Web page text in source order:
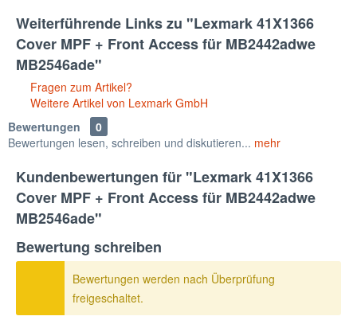
Weiterführende Links zu "Lexmark 41X1366
Cover MPF + Front Access für MB2442adwe
MB2546ade"
Fragen zum Artikel?
Weitere Artikel von Lexmark GmbH
Bewertungen
0
Bewertungen lesen, schreiben und diskutieren... mehr
Kundenbewertungen für "Lexmark 41X1366
Cover MPF + Front Access für MB2442adwe
MB2546ade"
Bewertung schreiben
Bewertungen werden nach Überprüfung
freigeschaltet.